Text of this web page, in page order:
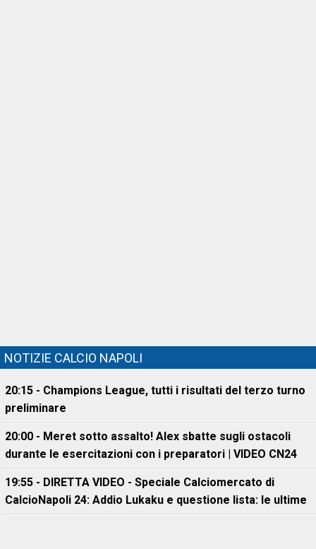
NOTIZIE CALCIO NAPOLI
20:15 - Champions League, tutti i risultati del terzo turno
preliminare
20:00 - Meret sotto assalto! Alex sbatte sugli ostacoli
durante le esercitazioni con i preparatori | VIDEO CN24
19:55 - DIRETTA VIDEO - Speciale Calciomercato di
CalcioNapoli 24: Addio Lukaku e questione lista: le ultime